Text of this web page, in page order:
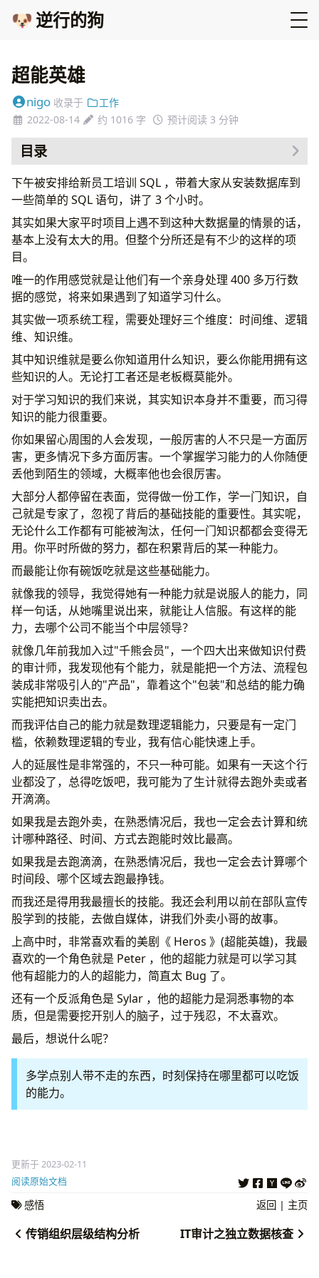
🐶逆行的狗
超能英雄
nigo 收录于
工作
2022-08-14
约 1016 字 预计阅读 3 分钟
目录
下午被安排给新员工培训 SQL ，带着大家从安装数据库到
一些简单的 SQL 语句，讲了 3 个小时。
其实如果大家平时项目上遇不到这种大数据量的情景的话，
基本上没有太大的用。但整个分所还是有不少的这样的项
目。
唯一的作用感觉就是让他们有一个亲身处理 400 多万行数
据的感觉，将来如果遇到了知道学习什么。
其实做一项系统工程，需要处理好三个维度：时间维、逻辑
维、知识维。
其中知识维就是要么你知道用什么知识，要么你能用拥有这
些知识的人。无论打工者还是老板概莫能外。
对于学习知识的我们来说，其实知识本身并不重要，而习得
知识的能力很重要。
你如果留心周围的人会发现，一般厉害的人不只是一方面厉
害，更多情况下多方面厉害。一个掌握学习能力的人你随便
丢他到陌生的领域，大概率他也会很厉害。
大部分人都停留在表面，觉得做一份工作，学一门知识，自
己就是专家了，忽视了背后的基础技能的重要性。其实呢，
无论什么工作都有可能被淘汰，任何一门知识都都会变得无
用。你平时所做的努力，都在积累背后的某一种能力。
而最能让你有碗饭吃就是这些基础能力。
就像我的领导，我觉得她有一种能力就是说服人的能力，同
样一句话，从她嘴里说出来，就能让人信服。有这样的能
力，去哪个公司不能当个中层领导？
就像几年前我加入过"千熊会员"，一个四大出来做知识付费
的审计师，我发现他有个能力，就是能把一个方法、流程包
装成非常吸引人的"产品"，靠着这个"包装"和总结的能力确
实能把知识卖出去。
而我评估自己的能力就是数理逻辑能力，只要是有一定门
槛，依赖数理逻辑的专业，我有信心能快速上手。
人的延展性是非常强的，不只一种可能。如果有一天这个行
业都没了，总得吃饭吧，我可能为了生计就得去跑外卖或者
开滴滴。
如果我是去跑外卖，在熟悉情况后，我也一定会去计算和统
计哪种路径、时间、方式去跑能时效比最高。
如果我是去跑滴滴，在熟悉情况后，我也一定会去计算哪个
时间段、哪个区域去跑最挣钱。
而我还是得用我最擅长的技能。我还会利用以前在部队宣传
股学到的技能，去做自媒体，讲我们外卖小哥的故事。
上高中时，非常喜欢看的美剧《 Heros 》(超能英雄)，我最
喜欢的一个角色就是 Peter ，他的超能力就是可以学习其
他有超能力的人的超能力，简直太 Bug 了。
还有一个反派角色是 Sylar ，他的超能力是洞悉事物的本
质，但是需要挖开别人的脑子，过于残忍，不太喜欢。
最后，想说什么呢？
多学点别人带不走的东西，时刻保持在哪里都可以吃饭
的能力。
更新于 2023-02-11
阅读原始文档
感悟 返回 | 主页
传销组织层级结构分析 IT审计之独立数据核查